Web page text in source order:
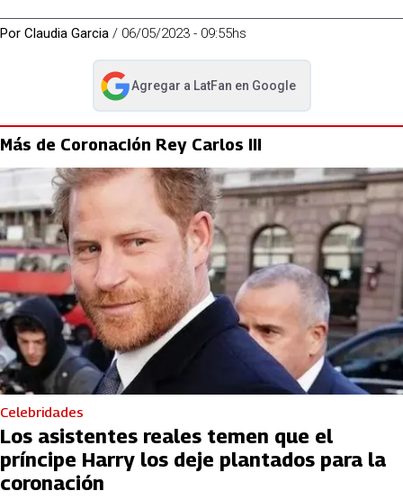
Por Claudia Garcia / 06/05/2023 - 09:55hs
Agregar a LatFan en Google
abre en nueva pestaña
Más de Coronación Rey Carlos III
Celebridades
Los asistentes reales temen que el
príncipe Harry los deje plantados para la
coronación